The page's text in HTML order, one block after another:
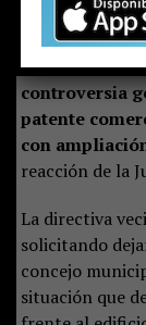
Mi nombre es
sector
este medio
controversia
patente
con
reacción de la
La directiva
solicitando
concejo
situación que